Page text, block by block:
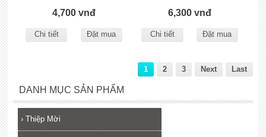
4,700 vnđ
Chi tiết Đặt mua
6,300 vnđ
Chi tiết Đặt mua
1 2 3 Next Last
DANH MỤC SẢN PHẨM
› Thiệp Mời